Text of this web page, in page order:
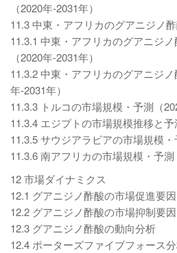
（2020年-2031年）
11.3 中東・アフリカのグアニジノ
11.3.1 中東・アフリカのグアニジ
（2020年-2031年）
11.3.2 中東・アフリカのグアニジ
年-2031年）
11.3.3 トルコの市場規模・予測（
11.3.4 エジプトの市場規模推移と予
11.3.5 サウジアラビアの市場規模・
11.3.6 南アフリカの市場規模・予測
12 市場ダイナミクス
12.1 グアニジノ酢酸の市場促進要因
12.2 グアニジノ酢酸の市場抑制要因
12.3 グアニジノ酢酸の動向分析
12.4 ポーターズファイブフォース